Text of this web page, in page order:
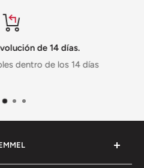
de 14 días.
dentro de los 14 días